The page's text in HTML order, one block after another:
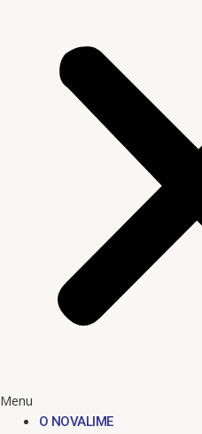
Menu
O NOVALIME